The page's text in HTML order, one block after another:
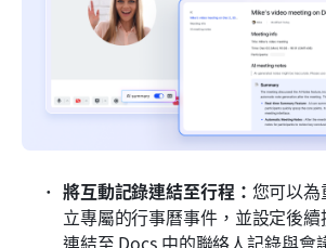
將互動記錄連結至行程： 您可以
立專屬的行事曆事件，並設定後
連結至 Docs 中的聯絡人記錄與會